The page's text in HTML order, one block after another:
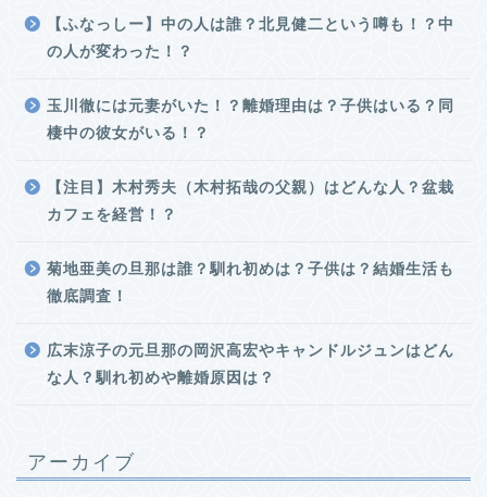
【ふなっしー】中の人は誰？北見健二という噂も！？中
の人が変わった！？
玉川徹には元妻がいた！？離婚理由は？子供はいる？同
棲中の彼女がいる！？
【注目】木村秀夫（木村拓哉の父親）はどんな人？盆栽
カフェを経営！？
菊地亜美の旦那は誰？馴れ初めは？子供は？結婚生活も
徹底調査！
広末涼子の元旦那の岡沢高宏やキャンドルジュンはどん
な人？馴れ初めや離婚原因は？
アーカイブ